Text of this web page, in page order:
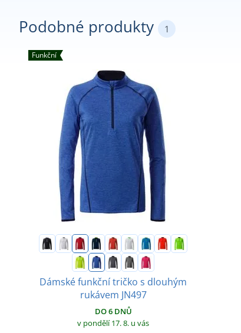
Podobné produkty 1
Funkční
Dámské funkční tričko s dlouhým
rukávem JN497
DO 6 DNŮ
v pondělí 17. 8. u vás